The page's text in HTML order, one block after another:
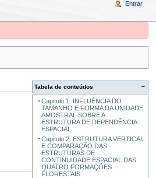
−
Tabela de conteúdos
Capitulo 1: INFLUÊNCIA DO
TAMANHO E FORMA DA UNIDADE
AMOSTRAL SOBRE A
ESTRUTURA DE DEPENDÊNCIA
ESPACIAL
Capitulo 2: ESTRUTURA VERTICAL
E COMPARAÇÃO DAS
ESTRUTURAS DE
CONTINUIDADE ESPACIAL DAS
QUATRO FORMAÇÕES
FLORESTAIS
Entrar